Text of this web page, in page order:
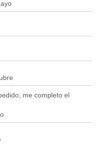
me completo el